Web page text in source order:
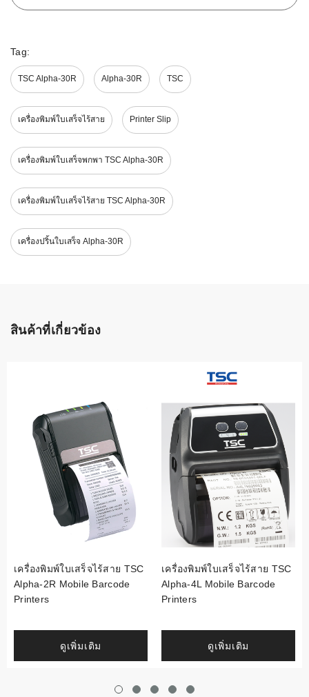
Tag:
TSC Alpha-30R Alpha-30R TSC
เครื่องพิมพ์ใบเสร็จไร้สาย Printer Slip
เครื่องพิมพ์ใบเสร็จพกพา TSC Alpha-30R
เครื่องพิมพ์ใบเสร็จไร้สาย TSC Alpha-30R
เครื่องปริ้นใบเสร็จ Alpha-30R
สินค้าที่เกี่ยวข้อง
เครื่องพิมพ์ใบเสร็จไร้สาย TSC
Alpha-2R Mobile Barcode
Printers
ดูเพิ่มเติม
เครื่องพิมพ์ใบเสร็จไร้สาย TSC
Alpha-4L Mobile Barcode
Printers
ดูเพิ่มเติม